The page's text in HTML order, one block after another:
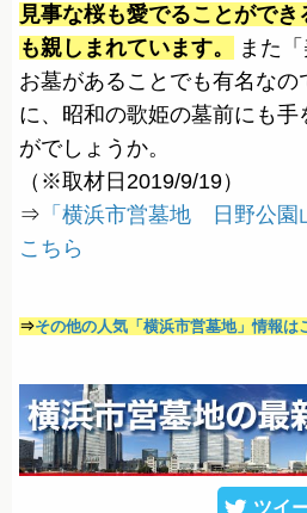
見事な桜も愛でることがで
も親しまれています。
また
お墓があることでも有名なの
に、昭和の歌姫の墓前にも
がでしょうか。
（※取材日2019/9/19）
⇒ 「横浜市営墓地 日野公園
こちら
⇒その他の人気「横浜市営墓地」情報は
ツイ